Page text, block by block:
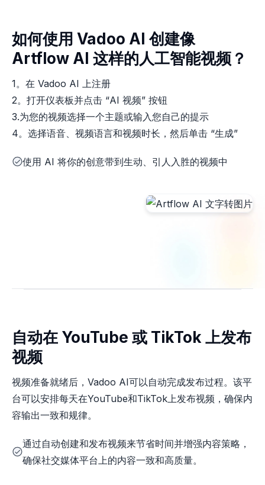
如何使用 Vadoo AI 创建像
Artflow AI 这样的人工智能视频？
1。在 Vadoo AI 上注册
2。打开仪表板并点击 “AI 视频” 按钮
3.为您的视频选择一个主题或输入您自己的提示
4。选择语音、视频语言和视频时长，然后单击 “生成”
使用 AI 将你的创意带到生动、引人入胜的视频中
自动在 YouTube 或 TikTok 上发布
视频
视频准备就绪后，Vadoo AI可以自动完成发布过程。该平
台可以安排每天在YouTube和TikTok上发布视频，确保内
容输出一致和规律。
通过自动创建和发布视频来节省时间并增强内容策略，
确保社交媒体平台上的内容一致和高质量。